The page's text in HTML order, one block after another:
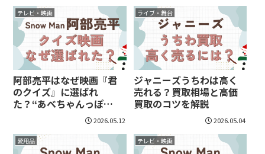
テレビ・映画
阿部亮平はなぜ映画『君
のクイズ』に選ばれ
た？“あべちゃんっぽ
い”と話題の理由まとめ
2026.05.12
ライブ・舞台
ジャニーズうちわは高く
売れる？買取相場と高価
買取のコツを解説
2026.05.04
愛用品 テレビ・映画